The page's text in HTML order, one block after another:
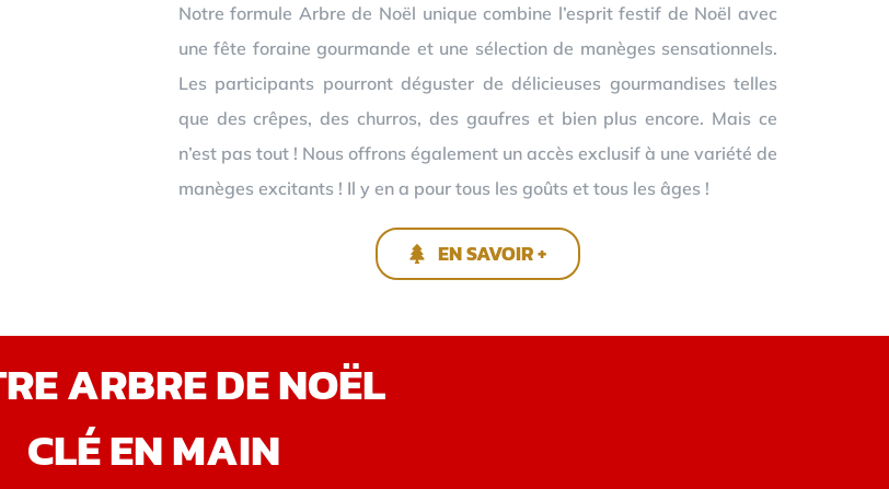
Notre formule Arbre de Noël unique combine l’esprit festif de Noël avec
une fête foraine gourmande et une sélection de manèges sensationnels.
Les participants pourront déguster de délicieuses gourmandises telles
que des crêpes, des churros, des gaufres et bien plus encore. Mais ce
n’est pas tout ! Nous offrons également un accès exclusif à une variété de
manèges excitants ! Il y en a pour tous les goûts et tous les âges !
EN SAVOIR +
ARBRE DE NOËL
CLÉ EN MAIN